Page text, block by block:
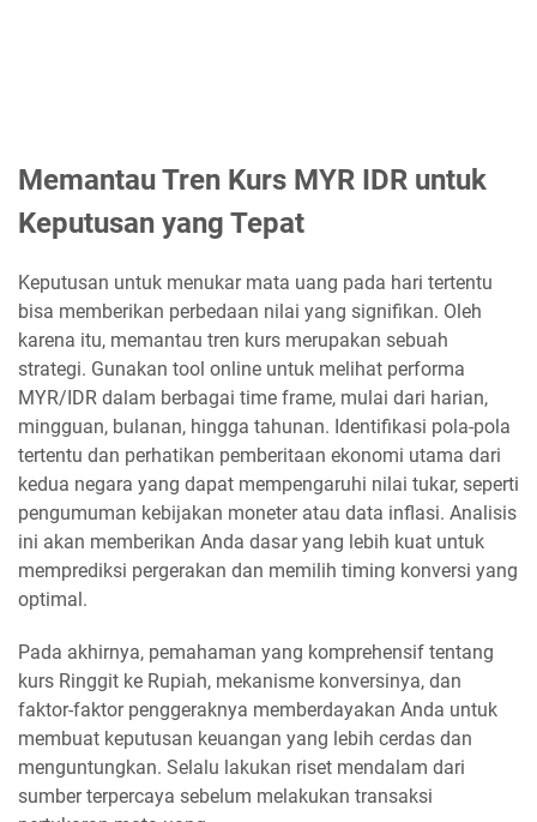
Memantau Tren Kurs MYR IDR untuk
Keputusan yang Tepat
Keputusan untuk menukar mata uang pada hari tertentu
bisa memberikan perbedaan nilai yang signifikan. Oleh
karena itu, memantau tren kurs merupakan sebuah
strategi. Gunakan tool online untuk melihat performa
MYR/IDR dalam berbagai time frame, mulai dari harian,
mingguan, bulanan, hingga tahunan. Identifikasi pola-pola
tertentu dan perhatikan pemberitaan ekonomi utama dari
kedua negara yang dapat mempengaruhi nilai tukar, seperti
pengumuman kebijakan moneter atau data inflasi. Analisis
ini akan memberikan Anda dasar yang lebih kuat untuk
memprediksi pergerakan dan memilih timing konversi yang
optimal.
Pada akhirnya, pemahaman yang komprehensif tentang
kurs Ringgit ke Rupiah, mekanisme konversinya, dan
faktor-faktor penggeraknya memberdayakan Anda untuk
membuat keputusan keuangan yang lebih cerdas dan
menguntungkan. Selalu lakukan riset mendalam dari
sumber terpercaya sebelum melakukan transaksi